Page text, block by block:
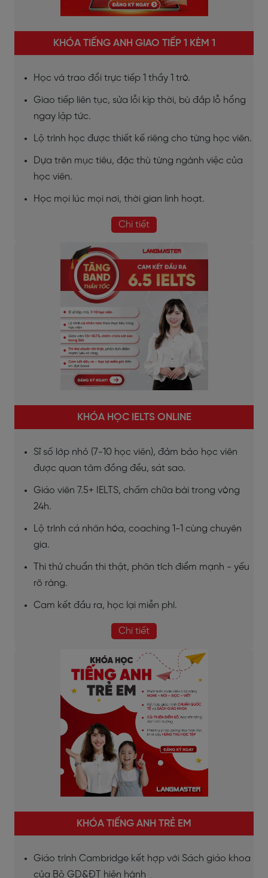
KHÓA TIẾNG ANH GIAO TIẾP 1 KÈM 1
Học và trao đổi trực tiếp 1 thầy 1 trò.
Giao tiếp liên tục, sửa lỗi kịp thời, bù đắp lỗ hổng
ngay lập tức.
Lộ trình học được thiết kế riêng cho từng học viên.
Dựa trên mục tiêu, đặc thù từng ngành việc của
học viên.
Học mọi lúc mọi nơi, thời gian linh hoạt.
Chi tiết
KHÓA HỌC IELTS ONLINE
Sĩ số lớp nhỏ (7-10 học viên), đảm bảo học viên
được quan tâm đồng đều, sát sao.
Giáo viên 7.5+ IELTS, chấm chữa bài trong vòng
24h.
Lộ trình cá nhân hóa, coaching 1-1 cùng chuyên
gia.
Thi thử chuẩn thi thật, phân tích điểm mạnh - yếu
rõ ràng.
Cam kết đầu ra, học lại miễn phí.
Chi tiết
KHÓA TIẾNG ANH TRẺ EM
Giáo trình Cambridge kết hợp với Sách giáo khoa
của Bộ GD&ĐT hiện hành